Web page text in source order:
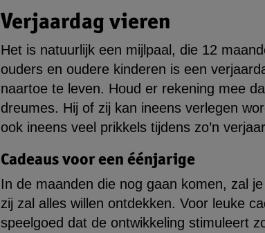
Verjaardag vieren
Het is natuurlijk een mijlpaal, die 12
ouders en oudere kinderen is een
naartoe te leven. Houd er rekening mee
dreumes. Hij of zij kan ineens verlegen
ook ineens veel prikkels tijdens zo’n
Cadeaus voor een éénjarige
In de maanden die nog gaan komen, zal
zij zal alles willen ontdekken. Voor leuke
speelgoed dat de ontwikkeling stimuleert